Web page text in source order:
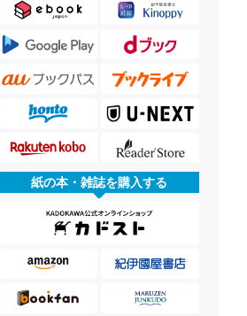
紙の本・雑誌を購入する